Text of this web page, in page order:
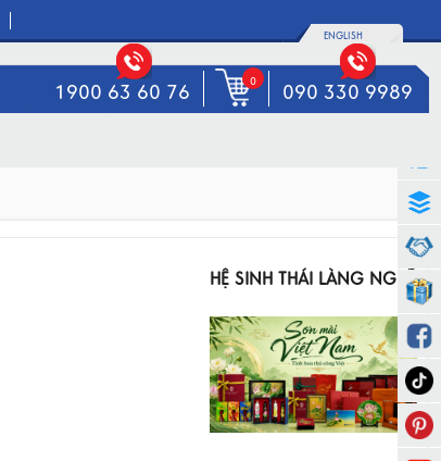
ENGLISH
1900 63 60 76 0 090 330 9989
HỆ SINH THÁI LÀNG NGHỀ